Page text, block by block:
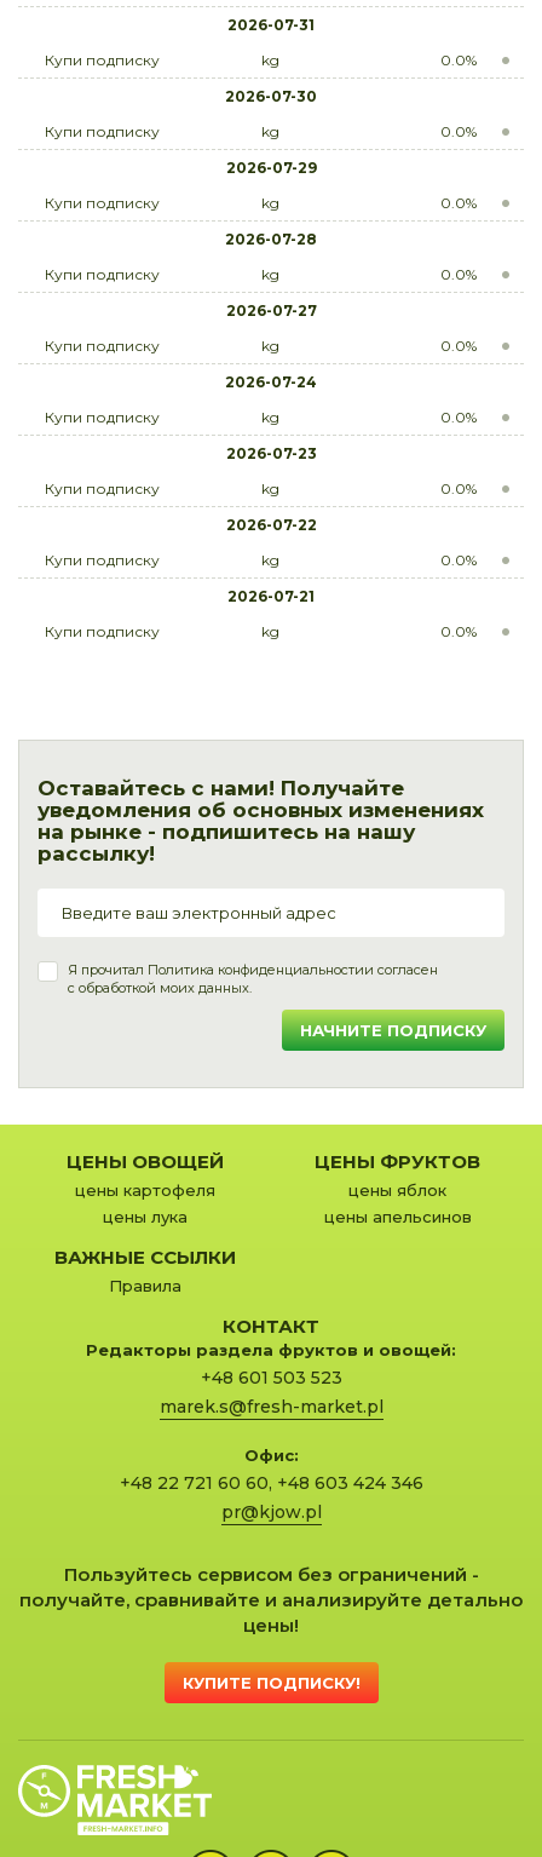
2026-07-31
Купи подписку
kg
0.0%
2026-07-30
Купи подписку
kg
0.0%
2026-07-29
Купи подписку
kg
0.0%
2026-07-28
Купи подписку
kg
0.0%
2026-07-27
Купи подписку
kg
0.0%
2026-07-24
Купи подписку
kg
0.0%
2026-07-23
Купи подписку
kg
0.0%
2026-07-22
Купи подписку
kg
0.0%
2026-07-21
Купи подписку
kg 0.0%
Оставайтесь с нами! Получайте
уведомления об основных изменениях
на рынке - подпишитесь на нашу
рассылку!
Я прочитал Политика конфиденциальностии согласен
с обработкой моих данных.
НАЧНИТЕ ПОДПИСКУ
ЦЕНЫ ОВОЩЕЙ
цены картофеля
цены лука
ЦЕНЫ ФРУКТОВ
цены яблок
цены апельсинов
ВАЖНЫЕ ССЫЛКИ
Правила
КОНТАКТ
Редакторы раздела фруктов и овощей:
+48 601 503 523
marek.s@fresh-market.pl
Офис:
+48 22 721 60 60, +48 603 424 346
pr@kjow.pl
Пользуйтесь сервисом без ограничений -
получайте, сравнивайте и анализируйте детально
цены!
КУПИТЕ ПОДПИСКУ!